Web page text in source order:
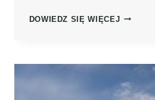
DOWIEDZ SIĘ WIĘCEJKONTO
360ZŁ